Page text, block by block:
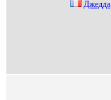
Джeддa